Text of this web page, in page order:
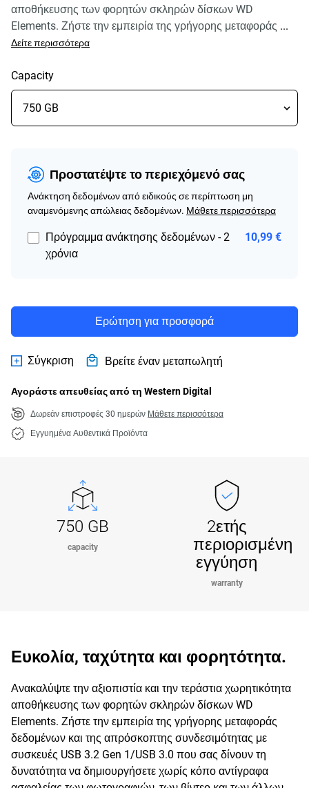
αποθήκευσης των φορητών σκληρών δίσκων WD
Elements. Ζήστε την εμπειρία της γρήγορης μεταφοράς ...
Δείτε περισσότερα
Capacity
Προστατέψτε το περιεχόμενό σας
Ανάκτηση δεδομένων από ειδικούς σε περίπτωση μη
αναμενόμενης απώλειας δεδομένων. Μάθετε περισσότερα
Πρόγραμμα ανάκτησης δεδομένων - 2
χρόνια
10,99 €
Ερώτηση για προσφορά
Σύγκριση Βρείτε έναν μεταπωλητή
Αγοράστε απευθείας από τη Western Digital
Δωρεάν επιστροφές 30 ημερών Μάθετε περισσότερα
Εγγυημένα Αυθεντικά Προϊόντα
750 GB
capacity
2ετής
περιορισμένη
εγγύηση
warranty
Ευκολία, ταχύτητα και φορητότητα.
Ανακαλύψτε την αξιοπιστία και την τεράστια χωρητικότητα
αποθήκευσης των φορητών σκληρών δίσκων WD
Elements. Ζήστε την εμπειρία της γρήγορης μεταφοράς
δεδομένων και της απρόσκοπτης συνδεσιμότητας με
συσκευές USB 3.2 Gen 1/USB 3.0 που σας δίνουν τη
δυνατότητα να δημιουργήσετε χωρίς κόπο αντίγραφα